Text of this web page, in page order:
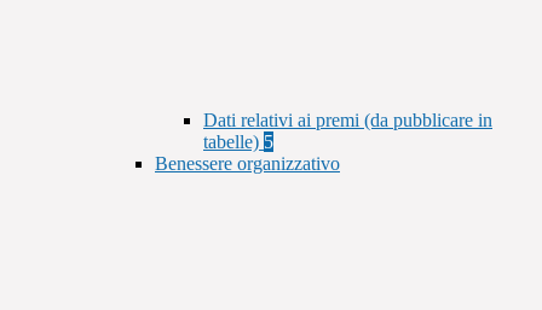
Dati relativi ai premi (da pubblicare in
tabelle) 5
Benessere organizzativo